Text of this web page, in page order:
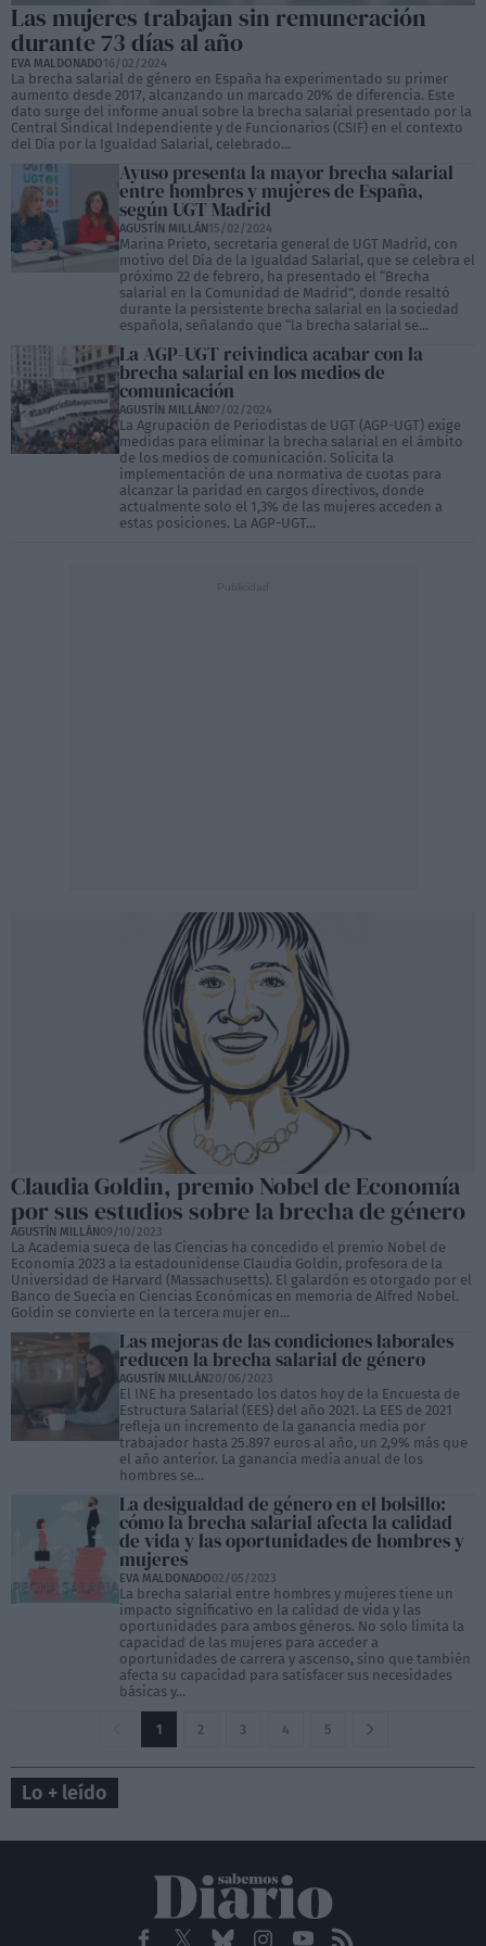
Las mujeres trabajan sin remuneración
durante 73 días al año
EVA MALDONADO16/02/2024
La brecha salarial de género en España ha experimentado su primer
aumento desde 2017, alcanzando un marcado 20% de diferencia. Este
dato surge del informe anual sobre la brecha salarial presentado por la
Central Sindical Independiente y de Funcionarios (CSIF) en el contexto
del Día por la Igualdad Salarial, celebrado...
Ayuso presenta la mayor brecha salarial
entre hombres y mujeres de España,
según UGT Madrid
AGUSTÍN MILLÁN15/02/2024
Marina Prieto, secretaria general de UGT Madrid, con
motivo del Día de la Igualdad Salarial, que se celebra el
próximo 22 de febrero, ha presentado el “Brecha
salarial en la Comunidad de Madrid”, donde resaltó
durante la persistente brecha salarial en la sociedad
española, señalando que “la brecha salarial se...
La AGP-UGT reivindica acabar con la
brecha salarial en los medios de
comunicación
AGUSTÍN MILLÁN07/02/2024
La Agrupación de Periodistas de UGT (AGP-UGT) exige
medidas para eliminar la brecha salarial en el ámbito
de los medios de comunicación. Solicita la
implementación de una normativa de cuotas para
alcanzar la paridad en cargos directivos, donde
actualmente solo el 1,3% de las mujeres acceden a
estas posiciones. La AGP-UGT...
Claudia Goldin, premio Nobel de Economía
por sus estudios sobre la brecha de género
AGUSTÍN MILLÁN09/10/2023
La Academia sueca de las Ciencias ha concedido el premio Nobel de
Economía 2023 a la estadounidense Claudia Goldin, profesora de la
Universidad de Harvard (Massachusetts). El galardón es otorgado por el
Banco de Suecia en Ciencias Económicas en memoria de Alfred Nobel.
Goldin se convierte en la tercera mujer en...
Las mejoras de las condiciones laborales
reducen la brecha salarial de género
AGUSTÍN MILLÁN20/06/2023
El INE ha presentado los datos hoy de la Encuesta de
Estructura Salarial (EES) del año 2021. La EES de 2021
refleja un incremento de la ganancia media por
trabajador hasta 25.897 euros al año, un 2,9% más que
el año anterior. La ganancia media anual de los
hombres se...
La desigualdad de género en el bolsillo:
cómo la brecha salarial afecta la calidad
de vida y las oportunidades de hombres y
mujeres
EVA MALDONADO02/05/2023
La brecha salarial entre hombres y mujeres tiene un
impacto significativo en la calidad de vida y las
oportunidades para ambos géneros. No solo limita la
capacidad de las mujeres para acceder a
oportunidades de carrera y ascenso, sino que también
afecta su capacidad para satisfacer sus necesidades
básicas y...
1 2 3 4 5
Lo + leído